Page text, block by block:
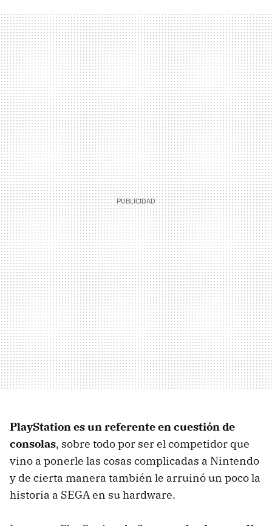
PlayStation es un referente en cuestión de
consolas, sobre todo por ser el competidor que
vino a ponerle las cosas complicadas a Nintendo
y de cierta manera también le arruinó un poco la
historia a SEGA en su hardware.